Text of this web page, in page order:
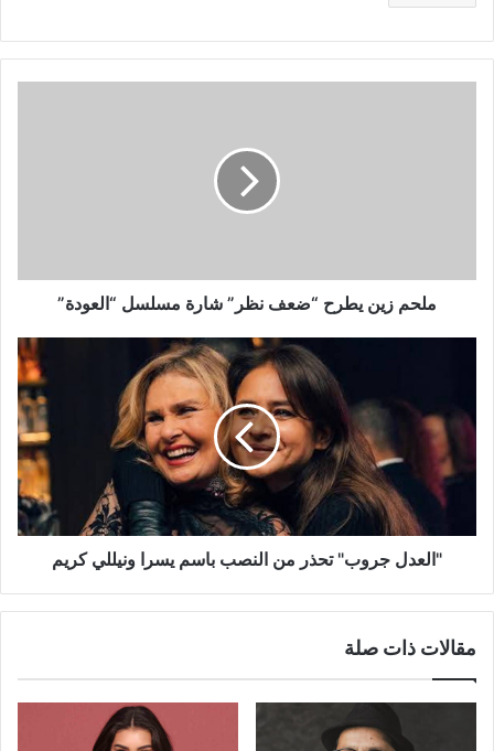
ملحم زين يطرح “ضعف نظر” شارة مسلسل “العودة”
من
النصب
باسم
يسرا
ونيللي
كريم
"العدل جروب" تحذر من النصب باسم يسرا ونيللي كريم
مقالات ذات صلة